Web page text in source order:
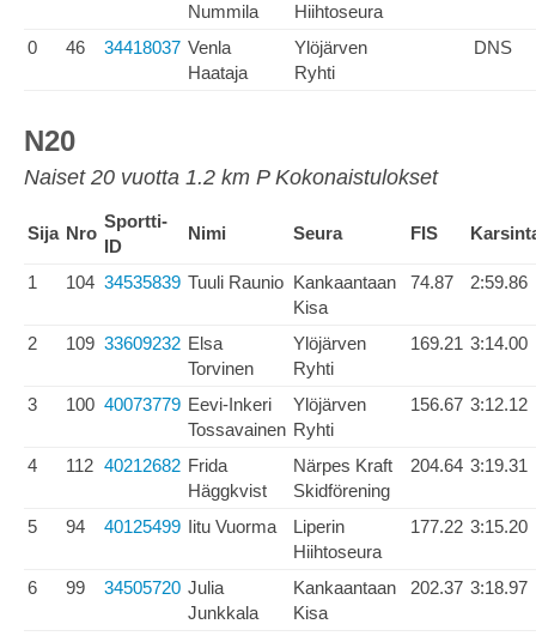
Nummila
Hiihtoseura
0 46 34418037 Venla
Haataja
Ylöjärven
Ryhti
DNS
N20
Naiset 20 vuotta 1.2 km P Kokonaistulokset
Sija Nro
Sportti-
ID
Nimi Seura FIS
1 104 34535839 Tuuli Raunio Kankaantaan
Kisa
74.87 2:59.86
2 109 33609232 Elsa
Torvinen
Ylöjärven
Ryhti
169.21 3:14.00
3 100 40073779 Eevi-Inkeri
Tossavainen
Ylöjärven
Ryhti
156.67 3:12.12
4 112 40212682 Frida
Häggkvist
Närpes Kraft
Skidförening
204.64 3:19.31
5 94 40125499 Iitu Vuorma
Liperin
Hiihtoseura
177.22 3:15.20
6 99 34505720 Julia
Junkkala
Kankaantaan
Kisa
202.37 3:18.97